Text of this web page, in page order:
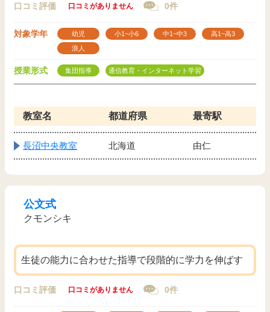
口コミ評価 口コミがありません 0件
対象学年 幼児 小1~小6 中1~中3
高1~高3
浪人
授業形式 集団指導 通信教育・インターネット学習
教室名 都道府県 最寄駅
長沼中央教室 北海道 由仁
公文式
クモンシキ
生徒の能力に合わせた指導で段階的に学力を伸ばす
口コミ評価 口コミがありません 0件